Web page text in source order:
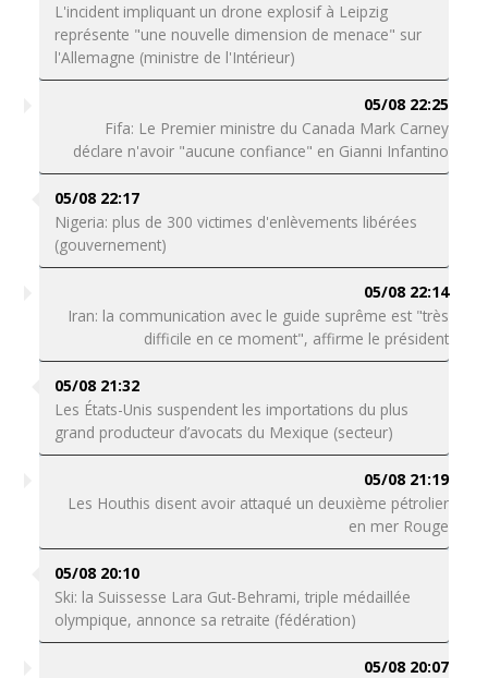
L'incident impliquant un drone explosif à Leipzig
représente "une nouvelle dimension de menace" sur
l'Allemagne (ministre de l'Intérieur)
05/08 22:25
Fifa: Le Premier ministre du Canada Mark Carney
déclare n'avoir "aucune confiance" en Gianni Infantino
05/08 22:17
Nigeria: plus de 300 victimes d'enlèvements libérées
(gouvernement)
05/08 22:14
Iran: la communication avec le guide suprême est "très
difficile en ce moment", affirme le président
05/08 21:32
Les États-Unis suspendent les importations du plus
grand producteur d’avocats du Mexique (secteur)
05/08 21:19
Les Houthis disent avoir attaqué un deuxième pétrolier
en mer Rouge
05/08 20:10
Ski: la Suissesse Lara Gut-Behrami, triple médaillée
olympique, annonce sa retraite (fédération)
05/08 20:07